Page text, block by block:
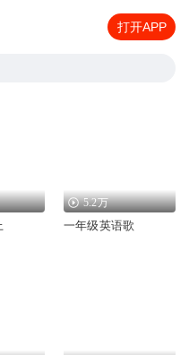
打开APP
5.2万
一年级英语歌